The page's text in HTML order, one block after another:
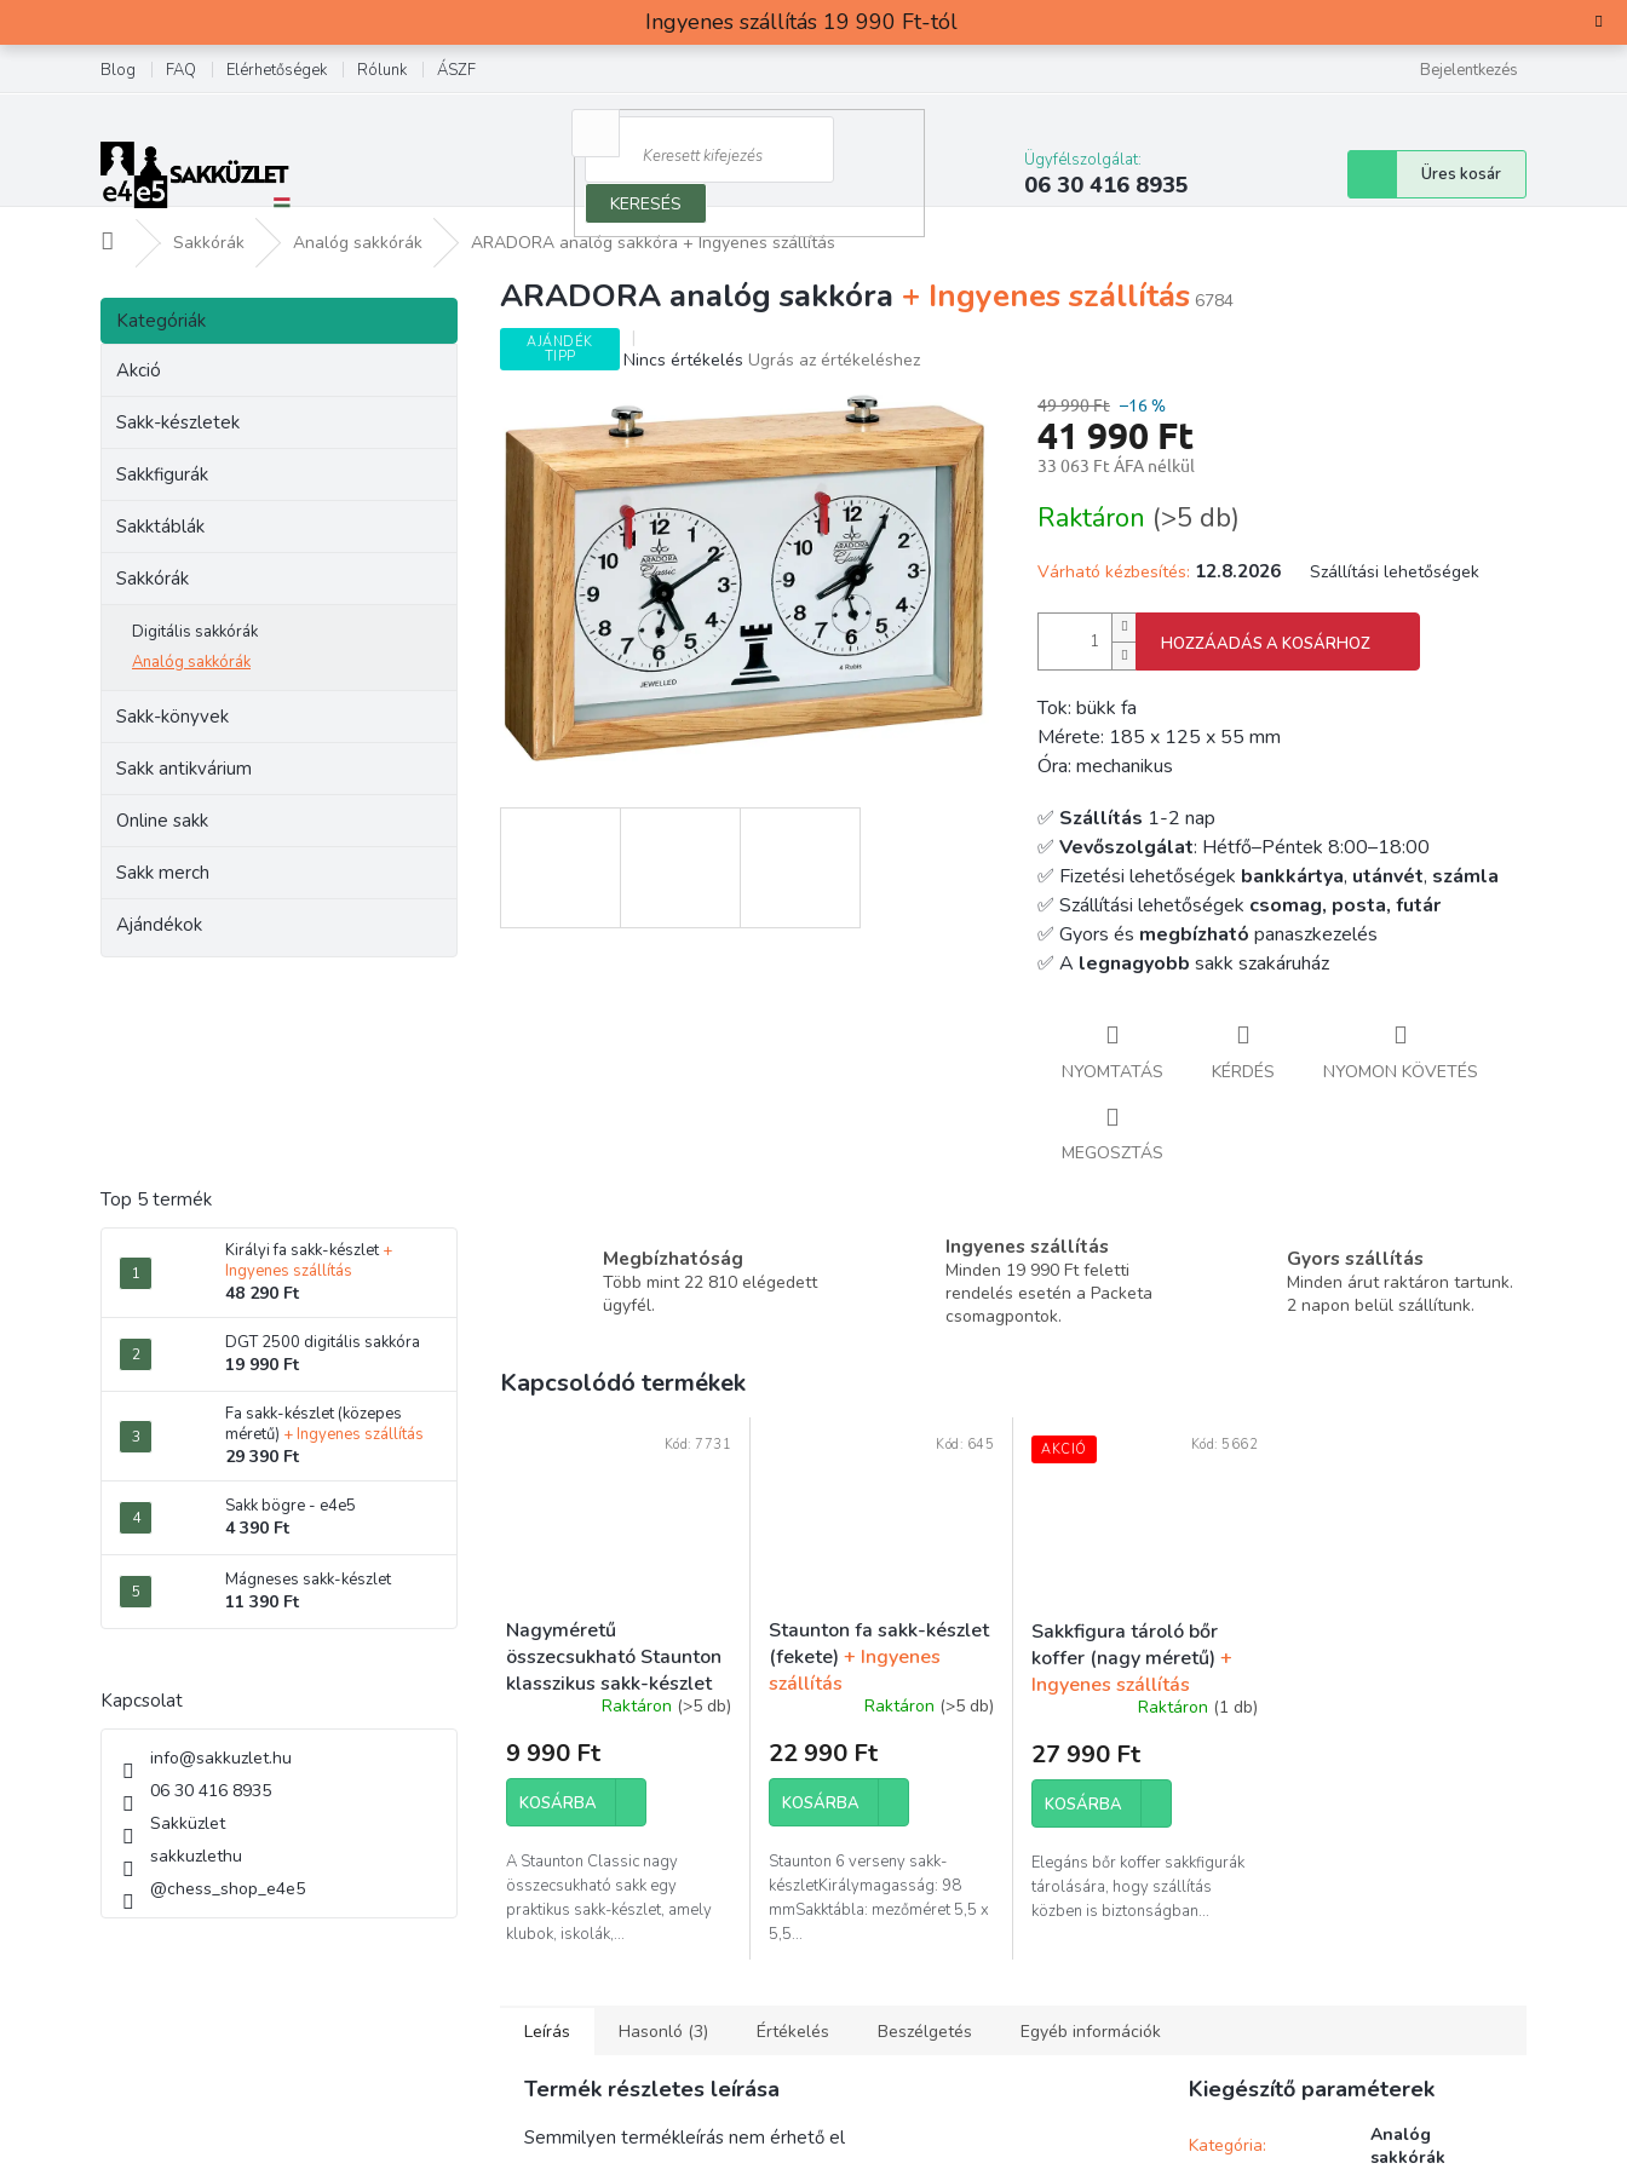
Ingyenes szállítás 19 990 Ft-tól
Blog FAQ Elérhetőségek Rólunk ÁSZF Bejelentkezés
KERESÉS
Ügyfélszolgálat:
06 30 416 8935 Kosár
Üres kosár
KezdőlapSakkórák Analóg sakkórák ARADORA analóg sakkóra+ Ingyenes szállítás
O
d
Kategóriák
átugrása
Kategóriák
Akció
Sakk-készletek
Sakkfigurák
Sakktáblák
Sakkórák
Digitális sakkórák
Analóg sakkórák
Sakk-könyvek
Sakk antikvárium
Online sakk
Sakk merch
Ajándékok
Top 5 termék
Királyi fa sakk-készlet+
Ingyenes szállítás
48 290 Ft
DGT 2500 digitális sakkóra
19 990 Ft
Fa sakk-készlet (közepes
méretű) + Ingyenes szállítás
29 390 Ft
Sakk bögre - e4e5
4 390 Ft
Mágneses sakk-készlet
11 390 Ft
Kapcsolat
info@sakkuzlet.hu
06 30 416 8935
Sakküzlet
sakkuzlethu
@chess_shop_e4e5
ARADORA analóg sakkóra + Ingyenes szállítás 6784
AJÁNDÉK
TIPP
A
átlagos
értékelése
5-
ből
0,0
csillag.
Nincs értékelés Ugrás az értékeléshez
49 990 Ft –16 %
41 990 Ft
33 063 Ft ÁFA nélkül
Raktáron (>5 db)
Várható kézbesítés: 12.8.2026 Szállítási lehetőségek
HOZZÁADÁS A KOSÁRHOZ
Tok: bükk fa
Mérete: 185 x 125 x 55 mm
Óra: mechanikus
✅ Szállítás 1-2 nap
✅ Vevőszolgálat: Hétfő–Péntek 8:00–18:00
✅ Fizetési lehetőségek bankkártya, utánvét, számla
✅ Szállítási lehetőségek csomag, posta, futár
✅ Gyors és megbízható panaszkezelés
✅ A legnagyobb sakk szakáruház
NYOMTATÁS KÉRDÉS NYOMON KÖVETÉS
MEGOSZTÁS
Megbízhatóság
Több mint 22 810 elégedett
ügyfél.
Ingyenes szállítás
Minden 19 990 Ft feletti
rendelés esetén a Packeta
csomagpontok.
Gyors szállítás
Minden árut raktáron tartunk.
2 napon belül szállítunk.
Kapcsolódó termékek
Nagyméretű
összecsukható Staunton
klasszikus sakk-készlet
Raktáron (>5 db)
9 990 Ft
KOSÁRBA
A Staunton Classic nagy
összecsukható sakk egy
praktikus sakk-készlet, amely
klubok, iskolák,...
Kód: 7731
Staunton fa sakk-készlet
(fekete) + Ingyenes
szállítás
átlagos
értékelése
5-
ből
csillag.
Raktáron (>5 db)
22 990 Ft
KOSÁRBA
Staunton 6 verseny sakk-
készletKirálymagasság: 98
mmSakktábla: mezőméret 5,5 x
5,5...
Kód: 645 AKCIÓ
Sakkfigura tároló bőr
koffer (nagy méretű) +
Ingyenes szállítás
Raktáron (1 db)
27 990 Ft
KOSÁRBA
Elegáns bőr koffer sakkfigurák
tárolására, hogy szállítás
közben is biztonságban...
Kód: 5662
Leírás Hasonló (3) Értékelés Beszélgetés Egyéb információk
Termék részletes leírása
Semmilyen termékleírás nem érhető el
Kiegészítő paraméterek
Kategória:
Analóg
sakkórák